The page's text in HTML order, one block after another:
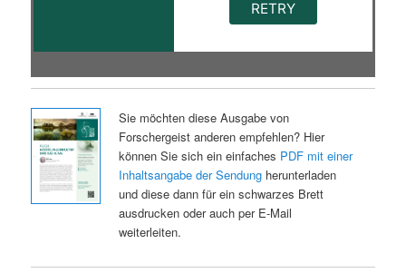
Sie möchten diese Ausgabe von
Forschergeist anderen empfehlen? Hier
können Sie sich ein einfaches PDF mit einer
Inhaltsangabe der Sendungherunterladen
und diese dann für ein schwarzes Brett
ausdrucken oder auch per E-Mail
weiterleiten.